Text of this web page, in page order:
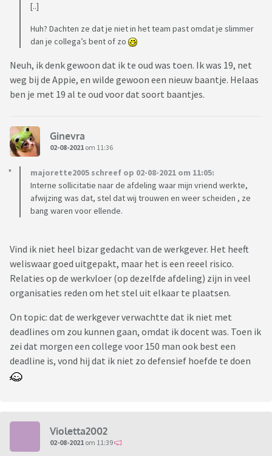
[..]
Huh? Dachten ze dat je niet in het team past omdat je slimmer
dan je collega’s bent of zo
Neuh, ik denk gewoon dat ik te oud was toen. Ik was 19, net
weg bij de Appie, en wilde gewoon een nieuw baantje. Helaas
ben je met 19 al te oud voor dat soort baantjes.
Ginevra
02-08-2021 om 11:36
majorette2005 schreef op 02-08-2021 om 11:05:
Interne sollicitatie naar de afdeling waar mijn vriend werkte,
afwijzing was dat, stel dat wij trouwen en weer scheiden , ze
bang waren voor ellende.
Vind ik niet heel bizar gedacht van de werkgever. Het heeft
weliswaar goed uitgepakt, maar het is een reeel risico.
Relaties op de werkvloer (op dezelfde afdeling) zijn in veel
organisaties reden om het stel uit elkaar te plaatsen.
On topic: dat de werkgever verwachtte dat ik niet met
deadlines om zou kunnen gaan, omdat ik docent was. Toen ik
zei dat morgen een college voor 150 man ook best een
deadline is, vond hij dat ik niet zo defensief hoefde te doen
Violetta2002
02-08-2021 om 11:39